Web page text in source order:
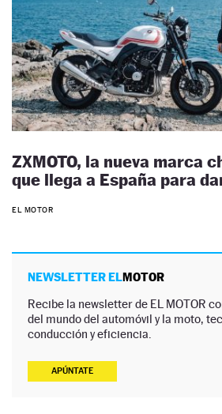
ZXMOTO, la nueva marca
que llega a España para
EL MOTOR
NEWSLETTER ELMOTOR
Recibe la newsletter de EL MOTOR
del mundo del automóvil y la moto,
conducción y eficiencia.
APÚNTATE